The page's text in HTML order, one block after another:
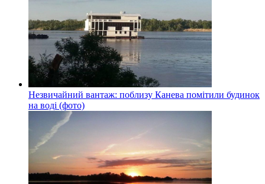
Незвичайний вантаж: поблизу Канева помітили будинок
на воді (фото)